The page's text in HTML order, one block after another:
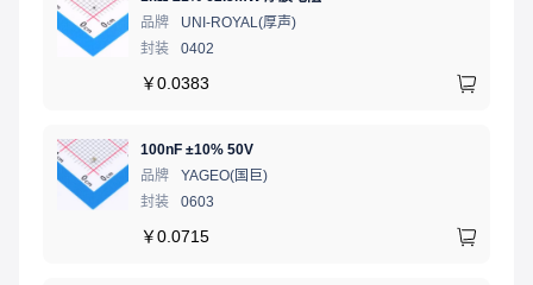
品牌
UNI-ROYAL(厚声)
封装
0402
￥0.0383
100nF ±10% 50V
品牌
YAGEO(国巨)
封装
0603
￥0.0715